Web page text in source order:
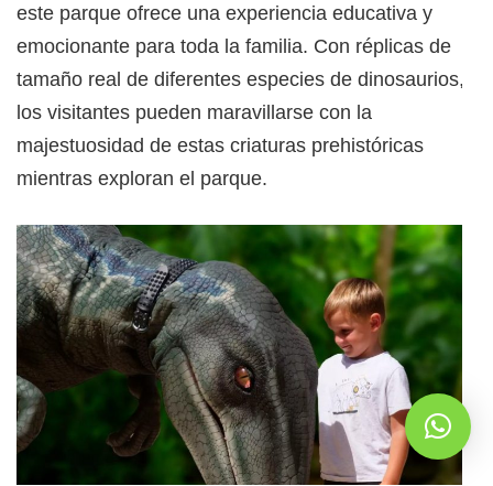
este parque ofrece una experiencia educativa y
emocionante para toda la familia. Con réplicas de
tamaño real de diferentes especies de dinosaurios,
los visitantes pueden maravillarse con la
majestuosidad de estas criaturas prehistóricas
mientras exploran el parque.